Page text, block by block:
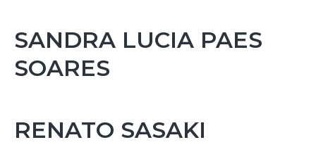
SANDRA LUCIA PAES
SOARES
RENATO SASAKI